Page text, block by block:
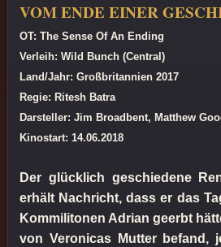
VOM ENDE EINER
OT: The Sense Of An Ending
Verleih: Wild Bunch (Central)
Land/Jahr: Großbritannien 2017
Regie: Ritesh Batra
Darsteller: Jim Broadbent, Matthew
Kinostart: 14.06.2018
Der glücklich geschiedene
erhält Nachricht, dass er das
Kommilitonen Adrian geerbt
von Veronicas Mutter befand,